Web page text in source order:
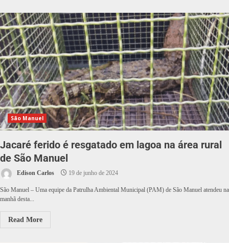
São Manuel
Jacaré ferido é resgatado em lagoa na área rural
de São Manuel
Edison Carlos 19 de junho de 2024
São Manuel – Uma equipe da Patrulha Ambiental Municipal (PAM) de São Manuel atendeu na
manhã desta...
Read More